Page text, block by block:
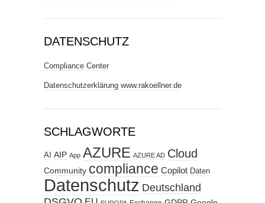
DATENSCHUTZ
Compliance Center
Datenschutzerklärung www.rakoellner.de
SCHLAGWORTE
AI AIP App AZURE AZURE AD Cloud
Community compliance Copilot Daten
Datenschutz Deutschland